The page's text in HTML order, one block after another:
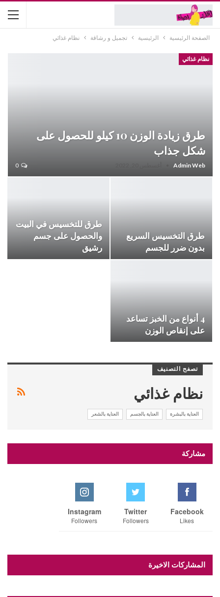
الصفحة الرئيسية الرئيسية تجميل و رشاقة نظام غذائي
نظام غذائي
طرق زيادة الوزن 10 كيلو للحصول على
شكل جذاب
Admin Web
طرق التخسيس السريع
بدون ضرر للجسم
طرق للتخسيس في البيت
والحصول على جسم
رشيق
4 أنواع من الخبز تساعد
على إنقاص الوزن
تصفح التصنيف
نظام غذائي
العناية بالبشرة العناية بالجسم العناية بالشعر
مشاركة
Facebook
Likes
Twitter
Followers
Instagram
Followers
المشاركات الاخيرة